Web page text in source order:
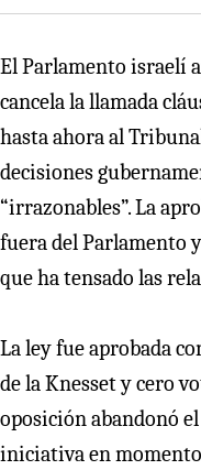
El Parlamento israelí
cancela la llamada
hasta ahora al
decisiones
“irrazonables”. La
fuera del Parlamento
que ha tensado las
La ley fue aprobada
de la Knesset y cero
oposición abandonó
iniciativa en